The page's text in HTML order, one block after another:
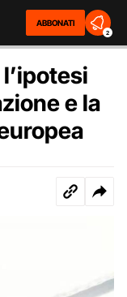
ABBONATI
2
e la